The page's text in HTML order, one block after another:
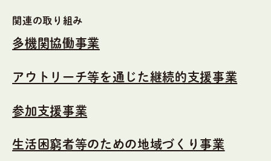
関連の取り組み
多機関協働事業
アウトリーチ等を通じた継続的支援事業
参加支援事業
生活困窮者等のための地域づくり事業